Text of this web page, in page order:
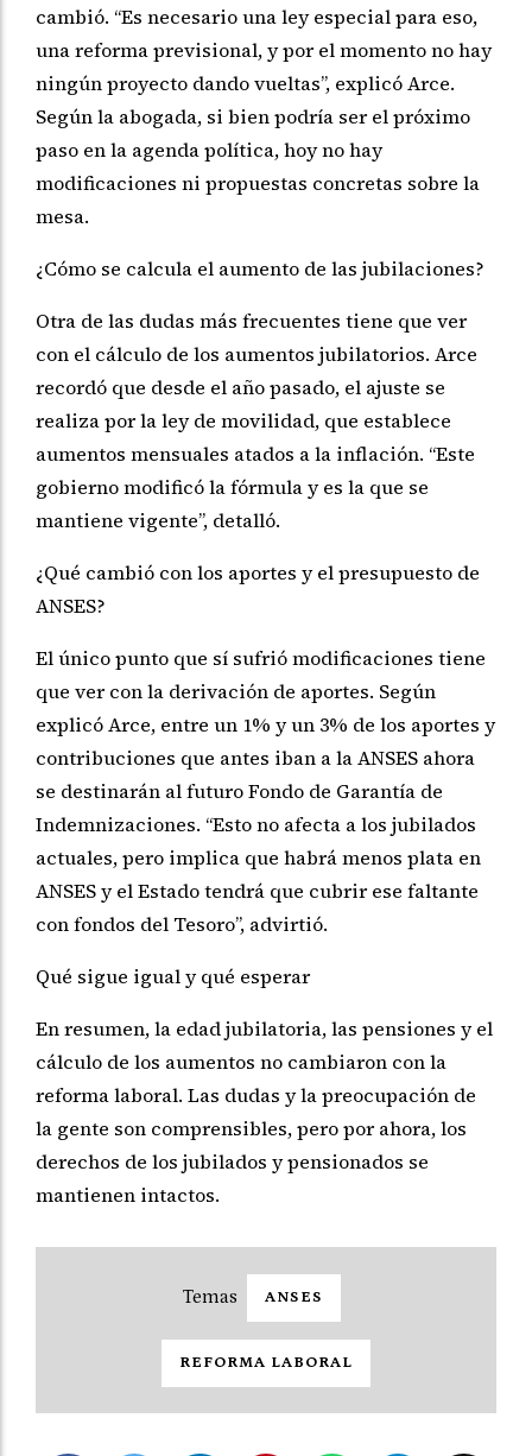
cambió. “Es necesario una ley especial para eso,
una reforma previsional, y por el momento no hay
ningún proyecto dando vueltas”, explicó Arce.
Según la abogada, si bien podría ser el próximo
paso en la agenda política, hoy no hay
modificaciones ni propuestas concretas sobre la
mesa.
¿Cómo se calcula el aumento de las jubilaciones?
Otra de las dudas más frecuentes tiene que ver
con el cálculo de los aumentos jubilatorios. Arce
recordó que desde el año pasado, el ajuste se
realiza por la ley de movilidad, que establece
aumentos mensuales atados a la inflación. “Este
gobierno modificó la fórmula y es la que se
mantiene vigente”, detalló.
¿Qué cambió con los aportes y el presupuesto de
ANSES?
El único punto que sí sufrió modificaciones tiene
que ver con la derivación de aportes. Según
explicó Arce, entre un 1% y un 3% de los aportes y
contribuciones que antes iban a la ANSES ahora
se destinarán al futuro Fondo de Garantía de
Indemnizaciones. “Esto no afecta a los jubilados
actuales, pero implica que habrá menos plata en
ANSES y el Estado tendrá que cubrir ese faltante
con fondos del Tesoro”, advirtió.
Qué sigue igual y qué esperar
En resumen, la edad jubilatoria, las pensiones y el
cálculo de los aumentos no cambiaron con la
reforma laboral. Las dudas y la preocupación de
la gente son comprensibles, pero por ahora, los
derechos de los jubilados y pensionados se
mantienen intactos.
ANSES
REFORMA LABORAL